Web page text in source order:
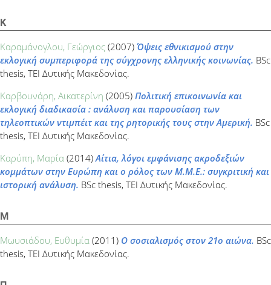
Κ
Καραμάνογλου, Γεώργιος (2007) Όψεις εθνικισμού στην
εκλογική συμπεριφορά της σύγχρονης ελληνικής κοινωνίας. BSc
thesis, ΤΕΙ Δυτικής Μακεδονίας.
Καρβουνάρη, Αικατερίνη (2005) Πολιτική επικοινωνία και
εκλογική διαδικασία : ανάλυση και παρουσίαση των
τηλεοπτικών ντιμπέιτ και της ρητορικής τους στην Αμερική. BSc
thesis, ΤΕΙ Δυτικής Μακεδονίας.
Καρύπη, Μαρία (2014)Αίτια, λόγοι εμφάνισης ακροδεξιών
κομμάτων στην Ευρώπη και ο ρόλος των Μ.Μ.Ε.: συγκριτική και
ιστορική ανάλυση. BSc thesis, ΤΕΙ Δυτικής Μακεδονίας.
Μ
Μωυσιάδου, Ευθυμία (2011) Ο σοσιαλισμός στον 21ο αιώνα. BSc
thesis, ΤΕΙ Δυτικής Μακεδονίας.